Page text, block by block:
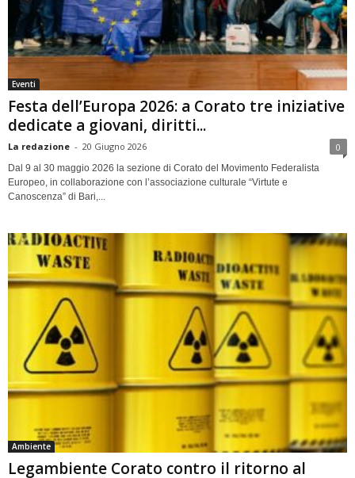
Eventi
Festa dell’Europa 2026: a Corato tre iniziative
dedicate a giovani, diritti...
La redazione - 20 Giugno 2026 0
Dal 9 al 30 maggio 2026 la sezione di Corato del Movimento Federalista
Europeo, in collaborazione con l’associazione culturale “Virtute e
Canoscenza” di Bari,...
Ambiente
Legambiente Corato contro il ritorno al